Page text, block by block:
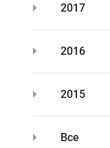
2017
2016
2015
Все